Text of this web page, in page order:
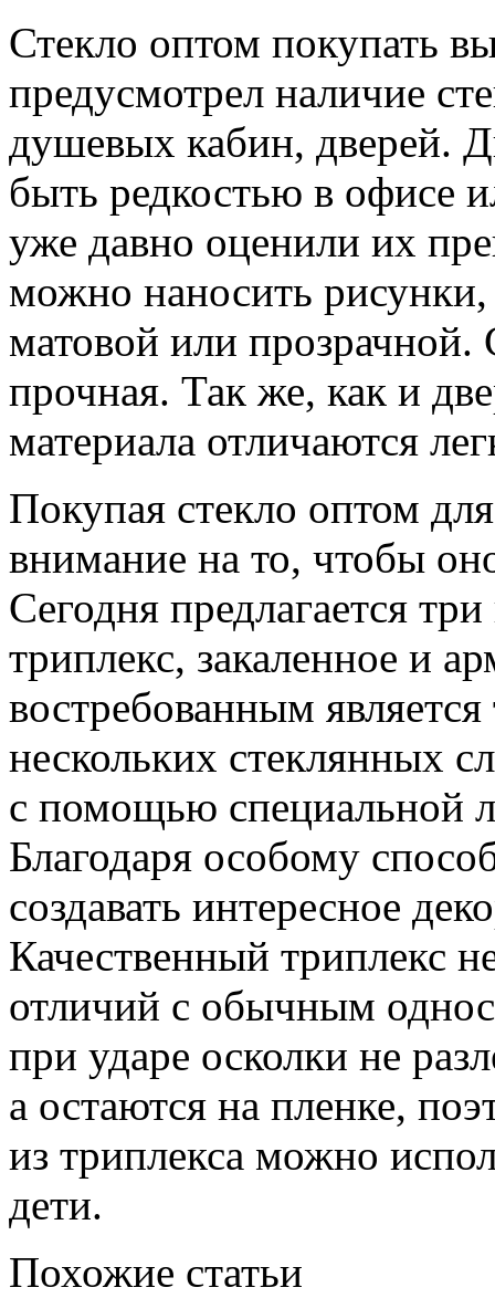
Стекло оптом покупать
предусмотрел наличие
душевых кабин, дверей.
быть редкостью в офисе
уже давно оценили их
можно наносить
матовой или прозрачной.
прочная. Так же, как и
материала отличаются
Покупая стекло оптом
внимание на то, чтобы
Сегодня предлагается
триплекс, закаленное и
востребованным
нескольких стеклянных
с помощью специальной
Благодаря особому
создавать интересное
Качественный триплекс
отличий с обычным
при ударе осколки не
а остаются на пленке,
из триплекса можно
дети.
Похожие статьи